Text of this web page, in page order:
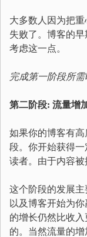
大多数人因为把
失败了。博客的
考虑这一点。
完成第一阶段所需
第二阶段: 流量增
如果你的博客有
段。你开始获得
读者。由于内容被
这个阶段的发展
以及博客开始为
的增长仍然比收
的。当然流量的